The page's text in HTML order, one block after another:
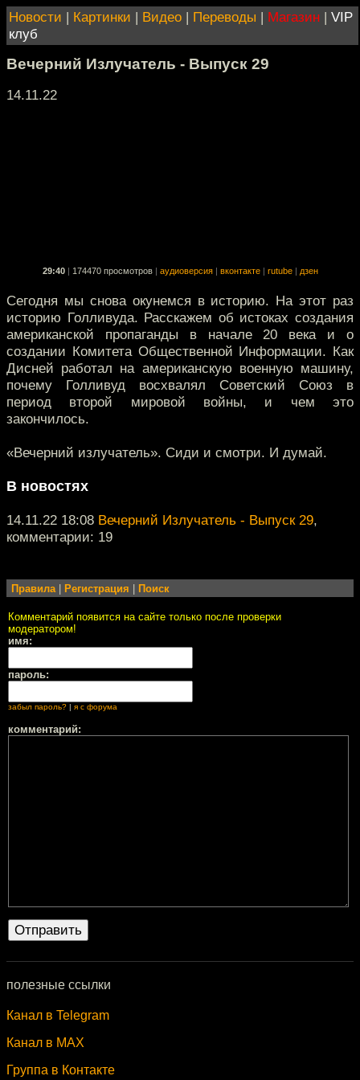
Новости | Картинки | Видео | Переводы | Магазин | VIP
клуб
Вечерний Излучатель - Выпуск 29
14.11.22
29:40 174470 просмотров аудиоверсия вконтакте rutube дзен
Сегодня мы снова окунемся в историю. На этот раз
историю Голливуда. Расскажем об истоках создания
американской пропаганды в начале 20 века и о
создании Комитета Общественной Информации. Как
Дисней работал на американскую военную машину,
почему Голливуд восхвалял Советский Союз в
период второй мировой войны, и чем это
закончилось.
«Вечерний излучатель». Сиди и смотри. И думай.
В новостях
14.11.22 18:08 Вечерний Излучатель - Выпуск 29,
комментарии: 19
Правила| Регистрация Поиск
Комментарий появится на сайте только после проверки
модератором!
имя:
пароль:
забыл пароль? я с форума
комментарий:
полезные ссылки
Канал в Telegram
Канал в MAX
Группа в Контакте